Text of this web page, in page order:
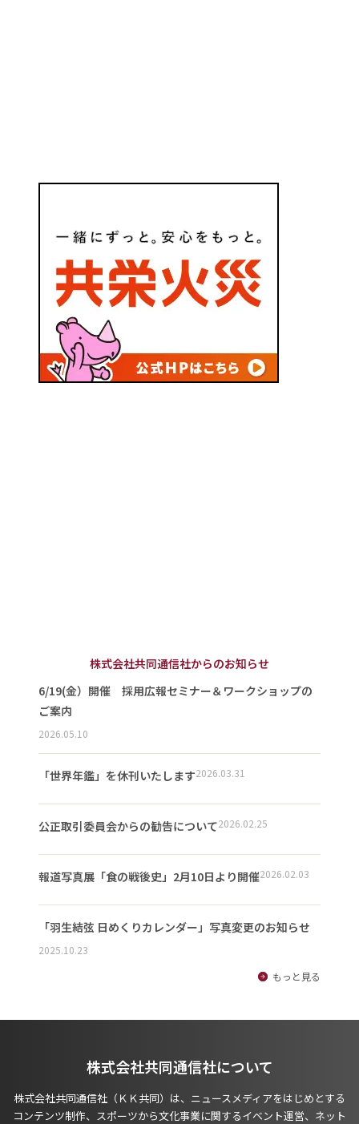
株式会社共同通信社からのお知らせ
6/19(金）開催 採用広報セミナー＆ワークショップの
ご案内
2026.05.10
「世界年鑑」を休刊いたします2026.03.31
公正取引委員会からの勧告について2026.02.25
報道写真展「食の戦後史」2月10日より開催2026.02.03
「羽生結弦 日めくりカレンダー」写真変更のお知らせ
2025.10.23
もっと見る
株式会社共同通信社について
株式会社共同通信社（ＫＫ共同）は、ニュースメディアをはじめとする
コンテンツ制作、スポーツから文化事業に関するイベント運営、ネット